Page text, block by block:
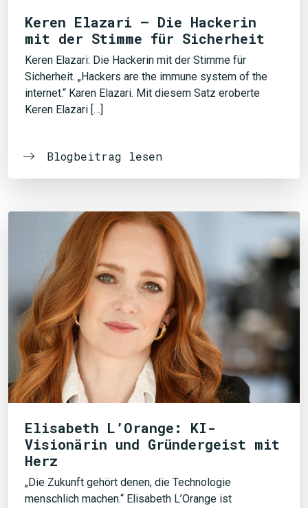
Keren Elazari – Die Hackerin
mit der Stimme für Sicherheit
Keren Elazari: Die Hackerin mit der Stimme für
Sicherheit. „Hackers are the immune system of the
internet.“ Karen Elazari. Mit diesem Satz eroberte
Keren Elazari […]
Blogbeitrag lesen
Elisabeth L’Orange: KI-
Visionärin und Gründergeist mit
Herz
„Die Zukunft gehört denen, die Technologie
menschlich machen.“ Elisabeth L’Orange ist